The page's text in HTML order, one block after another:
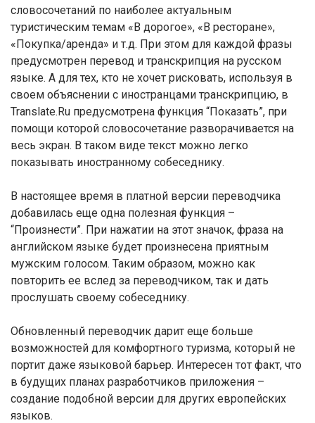
словосочетаний по наиболее актуальным
туристическим темам «В дорогое», «В ресторане»,
«Покупка/аренда» и т.д. При этом для каждой фразы
предусмотрен перевод и транскрипция на русском
языке. А для тех, кто не хочет рисковать, используя в
своем объяснении с иностранцами транскрипцию, в
Translate.Ru предусмотрена функция “Показать”, при
помощи которой словосочетание разворачивается на
весь экран. В таком виде текст можно легко
показывать иностранному собеседнику.
В настоящее время в платной версии переводчика
добавилась еще одна полезная функция –
“Произнести”. При нажатии на этот значок, фраза на
английском языке будет произнесена приятным
мужским голосом. Таким образом, можно как
повторить ее вслед за переводчиком, так и дать
прослушать своему собеседнику.
Обновленный переводчик дарит еще больше
возможностей для комфортного туризма, который не
портит даже языковой барьер. Интересен тот факт, что
в будущих планах разработчиков приложения –
создание подобной версии для других европейских
языков.